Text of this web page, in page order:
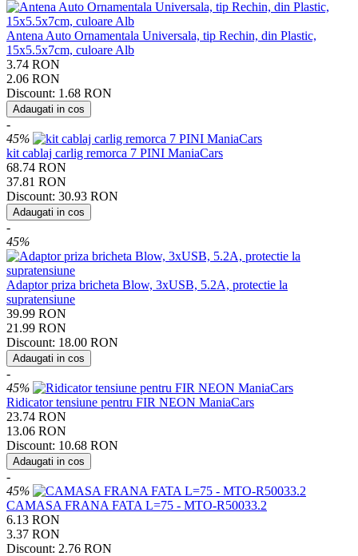
Antena Auto Ornamentala Universala, tip Rechin, din Plastic,
15x5.5x7cm, culoare Alb
3.74 RON
2.06 RON
Discount: 1.68 RON
Adaugati in cos
-
45%
kit cablaj carlig remorca 7 PINI ManiaCars
68.74 RON
37.81 RON
Discount: 30.93 RON
Adaugati in cos
-
45%
Adaptor priza bricheta Blow, 3xUSB, 5.2A, protectie la
supratensiune
39.99 RON
21.99 RON
Discount: 18.00 RON
Adaugati in cos
-
45%
Ridicator tensiune pentru FIR NEON ManiaCars
23.74 RON
13.06 RON
Discount: 10.68 RON
Adaugati in cos
-
45%
CAMASA FRANA FATA L=75 - MTO-R50033.2
6.13 RON
3.37 RON
Discount: 2.76 RON